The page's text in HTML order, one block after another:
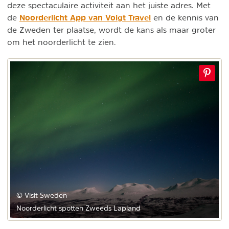
deze spectaculaire activiteit aan het juiste adres. Met
de Noorderlicht App van Voigt Travel en de kennis van
de Zweden ter plaatse, wordt de kans als maar groter
om het noorderlicht te zien.
© Visit Sweden
Noorderlicht spotten Zweeds Lapland